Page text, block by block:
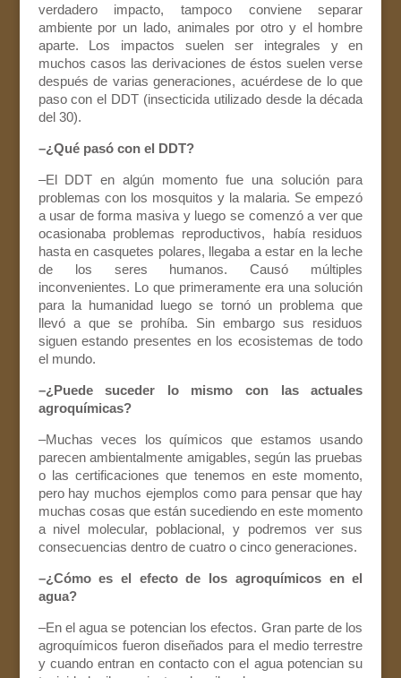
verdadero impacto, tampoco conviene separar
ambiente por un lado, animales por otro y el hombre
aparte. Los impactos suelen ser integrales y en
muchos casos las derivaciones de éstos suelen verse
después de varias generaciones, acuérdese de lo que
paso con el DDT (insecticida utilizado desde la década
del 30).
–¿Qué pasó con el DDT?
–El DDT en algún momento fue una solución para
problemas con los mosquitos y la malaria. Se empezó
a usar de forma masiva y luego se comenzó a ver que
ocasionaba problemas reproductivos, había residuos
hasta en casquetes polares, llegaba a estar en la leche
de los seres humanos. Causó múltiples
inconvenientes. Lo que primeramente era una solución
para la humanidad luego se tornó un problema que
llevó a que se prohíba. Sin embargo sus residuos
siguen estando presentes en los ecosistemas de todo
el mundo.
–¿Puede suceder lo mismo con las actuales
agroquímicas?
–Muchas veces los químicos que estamos usando
parecen ambientalmente amigables, según las pruebas
o las certificaciones que tenemos en este momento,
pero hay muchos ejemplos como para pensar que hay
muchas cosas que están sucediendo en este momento
a nivel molecular, poblacional, y podremos ver sus
consecuencias dentro de cuatro o cinco generaciones.
–¿Cómo es el efecto de los agroquímicos en el
agua?
–En el agua se potencian los efectos. Gran parte de los
agroquímicos fueron diseñados para el medio terrestre
y cuando entran en contacto con el agua potencian su